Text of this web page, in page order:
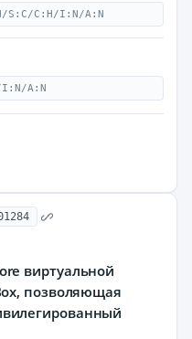
S:C/C:H/I:N/A:N
I:N/A:N
виртуальной
позволяющая